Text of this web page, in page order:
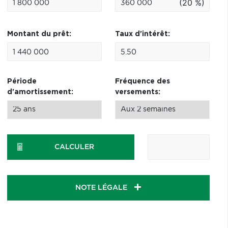
(20 %)
Montant du prêt: Taux d'intérêt:
Période
d'amortissement:
Fréquence des
versements:
CALCULER
NOTE LÉGALE